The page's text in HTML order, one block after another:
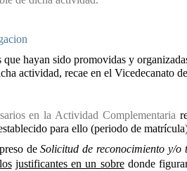
que hayan sido promovidas y
actividad, recae en el Vicedecanato
en la Actividad Complementaria
para ello (periodo de
deSolicitud de reconocimiento y/o
justificantes en un sobredonde